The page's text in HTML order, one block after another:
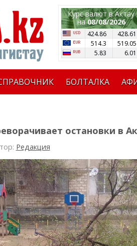
Курс валют в Актау
на08/08/2026
424.86
428.61
514.3
519.05
5.83
6.01
БОЛТАЛКА
остановки в
Редакция